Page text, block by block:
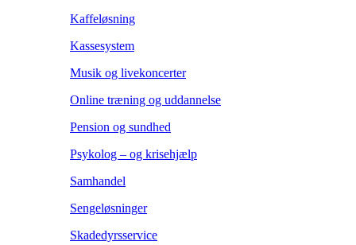
Kaffeløsning
Kassesystem
Musik og livekoncerter
Online træning og uddannelse
Pension og sundhed
Psykolog – og krisehjælp
Samhandel
Sengeløsninger
Skadedyrsservice